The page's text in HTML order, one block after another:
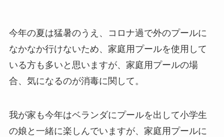
今年の夏は猛暑のうえ、コロナ過で外のプールに
なかなか行けないため、家庭用プールを使用して
いる方も多いと思いますが、家庭用プールの場
合、気になるのが消毒に関して。
我が家も今年はベランダにプールを出して小学生
の娘と一緒に楽しんでいますが、家庭用プールに